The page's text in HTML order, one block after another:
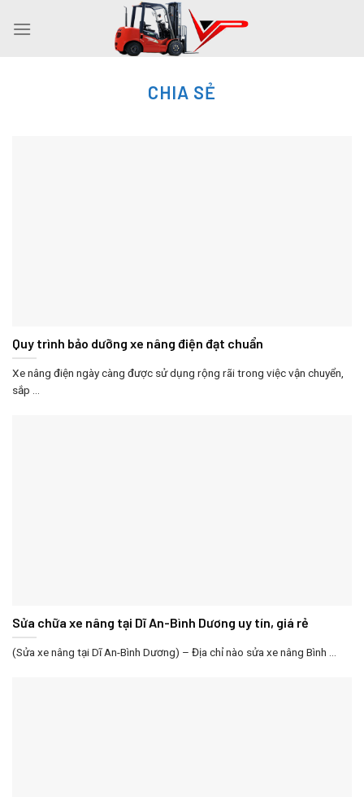
CHIA SẺ
Quy trình bảo dưỡng xe nâng điện đạt chuẩn
Xe nâng điện ngày càng được sử dụng rộng rãi trong việc vận chuyển,
sắp ...
Sửa chữa xe nâng tại Dĩ An-Bình Dương uy tín, giá rẻ
(Sửa xe nâng tại Dĩ An-Bình Dương) – Địa chỉ nào sửa xe nâng Bình ...